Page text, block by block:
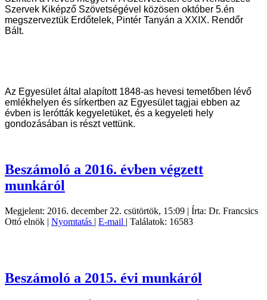
Szervek Kiképző Szövetségével közösen október 5.én
megszerveztük Erdőtelek, Pintér Tanyán a XXIX. Rendőr
Bált.
Az Egyesület által alapított 1848-as hevesi temetőben lévő
emlékhelyen és sírkertben az Egyesület tagjai ebben az
évben is lerótták kegyeletüket, és a kegyeleti hely
gondozásában is részt vettünk.
Beszámoló a 2016. évben végzett
munkáról
Megjelent: 2016. december 22. csütörtök, 15:09 | Írta: Dr. Francsics
Ottó elnök | Nyomtatás | E-mail | Találatok: 16583
Beszámoló a 2015. évi munkáról